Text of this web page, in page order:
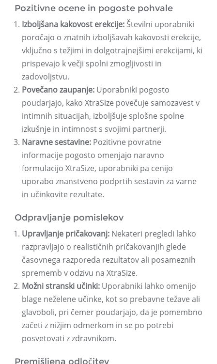
Pozitivne ocene in pogoste pohvale
Izboljšana kakovost erekcije: Številni uporabniki
poročajo o znatnih izboljšavah kakovosti erekcije,
vključno s težjimi in dolgotrajnejšimi erekcijami, ki
prispevajo k večji spolni zmogljivosti in
zadovoljstvu.
Povečano zaupanje: Uporabniki pogosto
poudarjajo, kako XtraSize povečuje samozavest v
intimnih situacijah, izboljšuje splošne spolne
izkušnje in intimnost s svojimi partnerji.
Naravne sestavine: Pozitivne povratne
informacije pogosto omenjajo naravno
formulacijo XtraSize, uporabniki pa cenijo
uporabo znanstveno podprtih sestavin za varne
in učinkovite rezultate.
Odpravljanje pomislekov
Upravljanje pričakovanj: Nekateri pregledi lahko
razpravljajo o realističnih pričakovanjih glede
časovnega razporeda rezultatov ali posameznih
sprememb v odzivu na XtraSize.
Možni stranski učinki: Uporabniki lahko omenijo
blage neželene učinke, kot so prebavne težave ali
glavoboli, pri čemer poudarjajo, da je pomembno
začeti z nižjim odmerkom in se po potrebi
posvetovati z zdravnikom.
Premišljena odločitev